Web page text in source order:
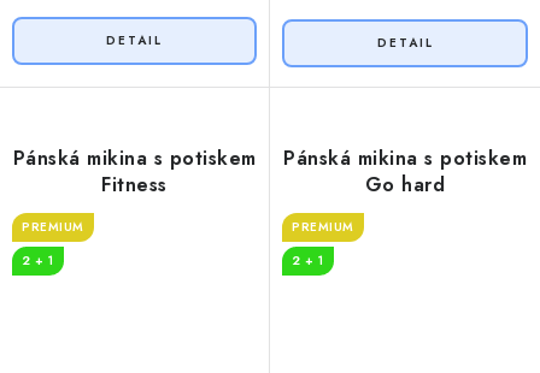
Pánská mikina s potiskem
Fitness
PREMIUM
2 + 1
Pánská mikina s potiskem
Go hard
PREMIUM
2 + 1